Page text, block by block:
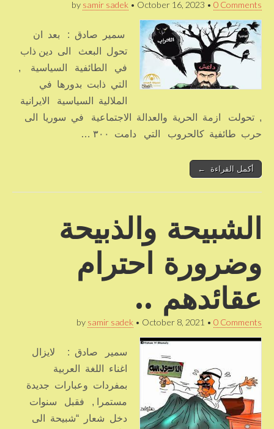
by samir sadek • October 16, 2023 • 0 Comments
سمير صادق : بعد ان
تحول البعث الى دين ذاب
في الطائفية السياسية ,
التي ذابت بدورها في
الملالية السياسية الايرانية
, تحولت ازمة الحرية والعدالة الاجتماعية في سوريا الى
حرب طائفية كالحروب التي دامت ٣٠٠ …
أكمل القراءة ←
الشبيحة والذبيحة
وضرورة احترام
عقائدهم ..
by samir sadek • October 8, 2021 • 0 Comments
سمير صادق : لايزال
اغناء اللغة العربية
بمفردات وعبارات جديدة
مستمرا , فقبل سنوات
دخل شعار “شبيحة الى